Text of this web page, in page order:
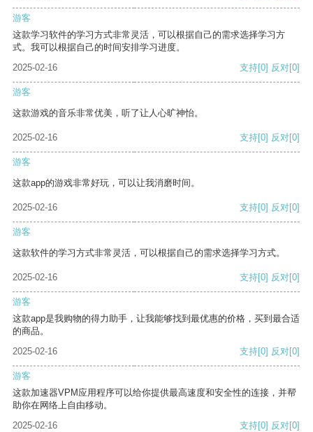
游客
这款学习软件的学习方式非常灵活，可以根据自己的需求选择学习方
式。我可以根据自己的时间安排学习进度。
2025-02-16
支持[0] 反对[0]
游客
这款游戏的音乐非常优美，听了让人心旷神怡。
2025-02-16 支持[0] 反对[0]
游客
这款app的游戏非常好玩，可以让我消磨时间。
2025-02-16 支持[0] 反对[0]
游客
这款软件的学习方式非常灵活，可以根据自己的需求选择学习方式。
2025-02-16 支持[0] 反对[0]
游客
这款app是我购物的得力助手，让我能够找到最优惠的价格，买到最合适
的商品。
2025-02-16
支持[0] 反对[0]
游客
这款加速器VPM应用程序可以给你提供最高速度和安全性的连接，并帮
助你在网络上自由移动。
2025-02-16
支持[0] 反对[0]